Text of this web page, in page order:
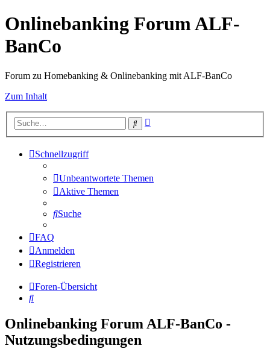
Onlinebanking Forum ALF-
BanCo
Forum zu Homebanking & Onlinebanking mit ALF-BanCo
Zum Inhalt
Suche
Schnellzugriff
Unbeantwortete Themen
Aktive Themen
Suche
FAQ
Anmelden
Registrieren
Foren-Übersicht
Suche
Onlinebanking Forum ALF-BanCo -
Nutzungsbedingungen